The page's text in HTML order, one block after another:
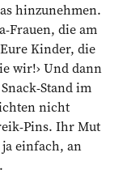
hinzunehmen.
Frauen, die am
Kinder, die
wir!› Und dann
Stand im
nicht
Pins. Ihr Mut
einfach, an